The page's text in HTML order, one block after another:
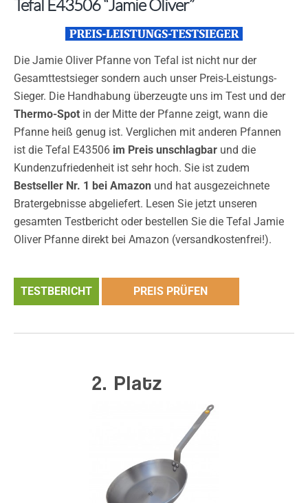
Tefal E43506 “Jamie Oliver”
Die Jamie Oliver Pfanne von Tefal ist nicht nur der
Gesamttestsieger sondern auch unser Preis-Leistungs-
Sieger. Die Handhabung überzeugte uns im Test und der
Thermo-Spot in der Mitte der Pfanne zeigt, wann die
Pfanne heiß genug ist. Verglichen mit anderen Pfannen
ist die Tefal E43506 im Preis unschlagbar und die
Kundenzufriedenheit ist sehr hoch. Sie ist zudem
Bestseller Nr. 1 bei Amazon und hat ausgezeichnete
Bratergebnisse abgeliefert. Lesen Sie jetzt unseren
gesamten Testbericht oder bestellen Sie die Tefal Jamie
Oliver Pfanne direkt bei Amazon (versandkostenfrei!).
TESTBERICHT PREIS PRÜFEN